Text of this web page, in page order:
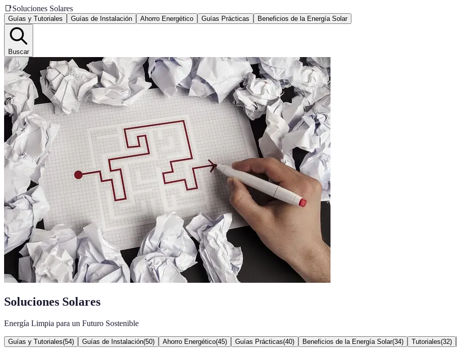
📑Soluciones Solares
Guías y Tutoriales Guías de Instalación Ahorro Energético Guías Prácticas Beneficios de la Energía Solar
Buscar
Soluciones Solares
Energía Limpia para un Futuro Sostenible
Guías y Tutoriales(54) Guías de Instalación(50) Ahorro Energético(45) Guías Prácticas(40) Beneficios de la Energía Solar(34) Tutoriales(32)